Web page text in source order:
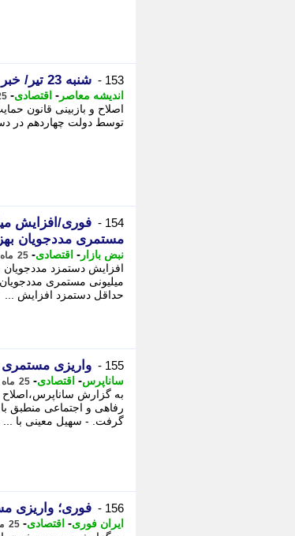
153 - شنبه 23 تیر/ خبر خوش برای مستمری بگیران و مددجویان بهزیستی
اندیشه معاصر - اقتصادی- 25 ماه پیش - شنبه
اصلاح و بازبینی قانون
توسط دولت چهاردهم در
154 -
فوری/افزایش
مستمری مددجویان
نبض بازار - اقتصادی- 25 ماه پیش - شنبه 23 تیر 1403، 15:43
افزایش دستمزد
میلیونی مستمری
حداقل دستمزد افزایش ...
155 - واریزی مستمری برای
ساناپرس- اقتصادی- 25 ماه پیش - شنبه 23 تیر 1403، 13:13
به گزارش
رفاهی و اجتماعی منطبق
گرفت. - سهیل معینی با ...
156 - فوری؛ واریزی
ایران فوری- اقتصادی- 25 ماه پیش - شنبه 23 تیر 1403، 11:29